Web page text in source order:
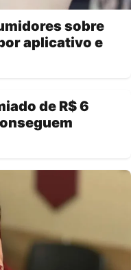
sobre
aplicativo e
de R$ 6